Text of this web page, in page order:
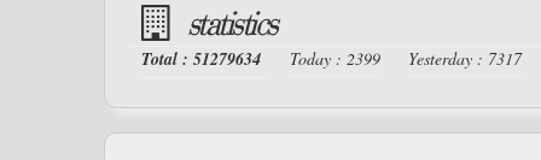
statistics
Total : 51279634 Today : 2399 Yesterday : 7317